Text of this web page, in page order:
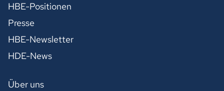
HBE-Positionen
Presse
HBE-Newsletter
HDE-News
Über uns